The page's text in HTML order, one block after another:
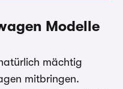
Modelle
mächtig
mitbringen.